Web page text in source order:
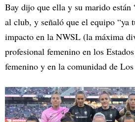
Bay dijo que ella y su marido están
al club, y señaló que el equipo “ya
impacto en la NWSL (la máxima
profesional femenino en los
femenino y en la comunidad de